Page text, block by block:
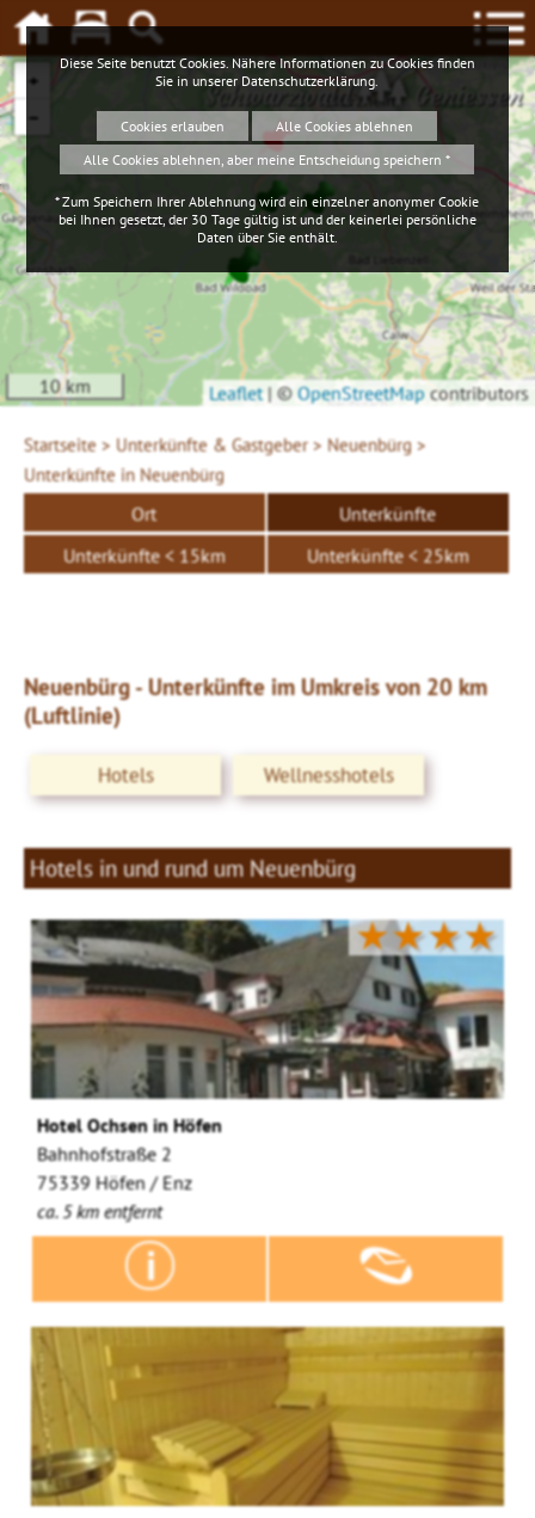
Schwarzwald Geniessen
+
−
10 km Leaflet |©OpenStreetMapcontributors
Startseite > Unterkünfte & Gastgeber > Neuenbürg >
Unterkünfte in Neuenbürg
Ort
Unterkünfte
Unterkünfte < 15km
Unterkünfte < 25km
Neuenbürg - Unterkünfte im Umkreis von 20 km
(Luftlinie)
Hotels Wellnesshotels
Hotels in und rund um Neuenbürg
★★★★
Hotel Ochsen in Höfen
Bahnhofstraße 2
75339 Höfen / Enz
ca. 5 km entfernt
Diese Seite benutzt Cookies. Nähere Informationen zu Cookies finden
Sie in unserer Datenschutzerklärung
Cookies erlauben
Alle Cookies ablehnen
Alle Cookies ablehnen, aber meine Entscheidung speichern *
* Zum Speichern Ihrer Ablehnung wird ein einzelner anonymer Cookie
bei Ihnen gesetzt, der 30 Tage gültig ist und der keinerlei persönliche
Daten über Sie enthält.